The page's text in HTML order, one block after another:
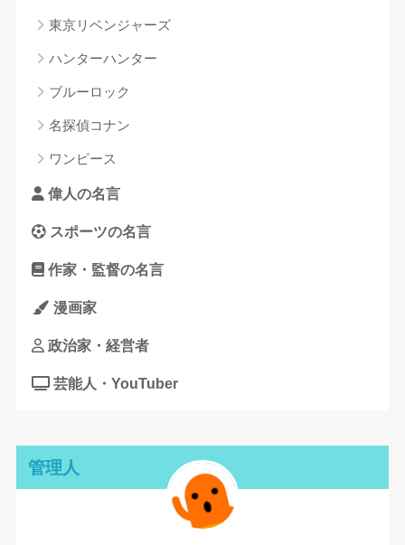
東京リベンジャーズ
ハンターハンター
ブルーロック
名探偵コナン
ワンピース
偉人の名言
スポーツの名言
作家・監督の名言
漫画家
政治家・経営者
芸能人・YouTuber
管理人